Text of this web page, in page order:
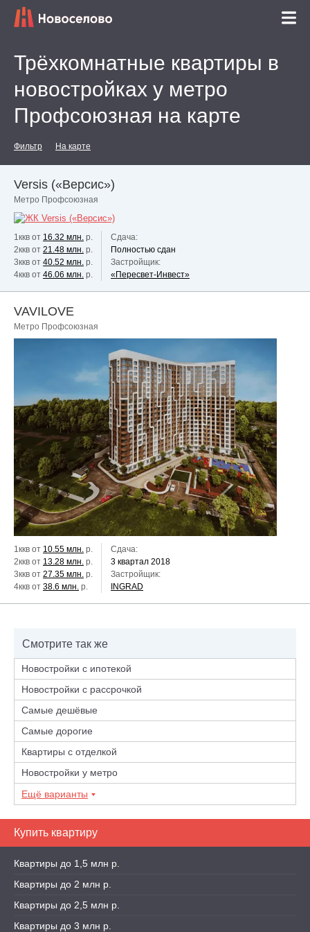
Трёхкомнатные квартиры в
новостройках у метро
Профсоюзная на карте
Фильтр На карте
Versis («Версис»)
Метро Профсоюзная
1ккв от 16.32 млн. р.
2ккв от 21.48 млн. р.
3ккв от 40.52 млн. р.
4ккв от 46.06 млн. р.
Сдача:
Полностью сдан
Застройщик:
«Пересвет-Инвест»
VAVILOVE
Метро Профсоюзная
1ккв от 10.55 млн. р.
2ккв от 13.28 млн. р.
3ккв от 27.35 млн. р.
4ккв от 38.6 млн. р.
Сдача:
3 квартал 2018
Застройщик:
INGRAD
Смотрите так же
Новостройки с ипотекой
Новостройки с рассрочкой
Самые дешёвые
Самые дорогие
Квартиры с отделкой
Новостройки у метро
Ещё варианты
Купить квартиру
Квартиры до 1,5 млн р.
Квартиры до 2 млн р.
Квартиры до 2,5 млн р.
Квартиры до 3 млн р.